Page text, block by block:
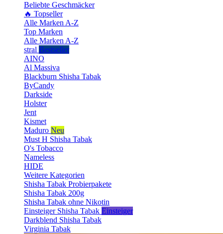
Beliebte Geschmäcker
🔥 Topseller
Alle Marken A-Z
Top Marken
Alle Marken A-Z
stral Bestseller
AINO
Al Massiva
Blackburn Shisha Tabak
ByCandy
Darkside
Holster
Jent
Kismet
Maduro Neu
Must H Shisha Tabak
O's Tobacco
Nameless
HIDE
Weitere Kategorien
Shisha Tabak Probierpakete
Shisha Tabak 200g
Shisha Tabak ohne Nikotin
Einsteiger Shisha Tabak Einsteiger
Darkblend Shisha Tabak
Virginia Tabak